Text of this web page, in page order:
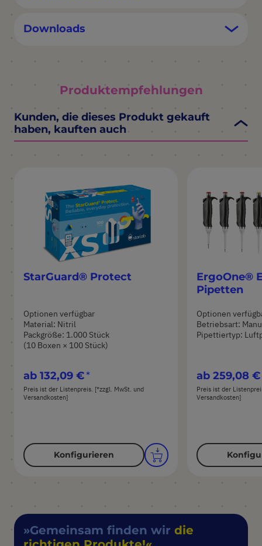
Downloads
Produktempfehlungen
Kunden, die dieses Produkt gekauft
haben, kauften auch
StarGuard® Protect
Optionen verfügbar
Material: Nitril
Packgröße: 1.000 Stück
(10 Boxen × 100 Stück)
ab 132,09 €
Preis ist der Listenpreis. [*zzgl. MwSt. und
Versandkosten]
Konfigurieren
ErgoOne®
Pipetten
Optionen
Betriebsart:
Pipettiertyp:
ab 259,08 €
Preis ist der
Versandkosten]
Gemeinsam finden wir die